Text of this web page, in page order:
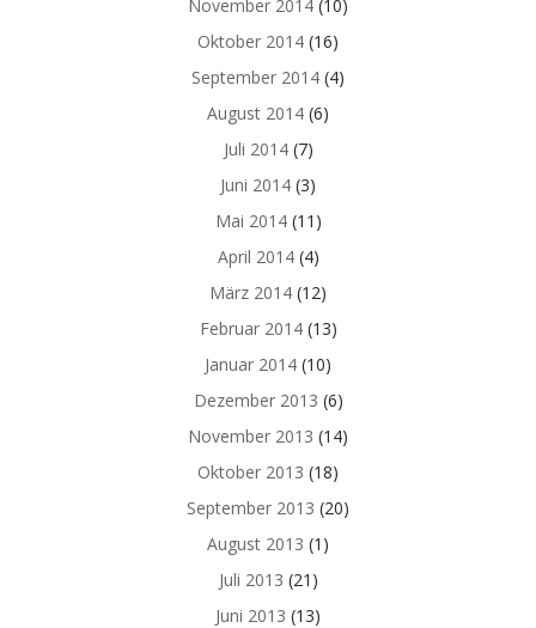
November 2014 (10)
Oktober 2014 (16)
September 2014 (4)
August 2014 (6)
Juli 2014(7)
Juni 2014 (3)
Mai 2014(11)
April 2014(4)
März 2014 (12)
Februar 2014(13)
Januar 2014 (10)
Dezember 2013 (6)
November 2013 (14)
Oktober 2013 (18)
September 2013 (20)
August 2013 (1)
Juli 2013 (21)
Juni 2013 (13)